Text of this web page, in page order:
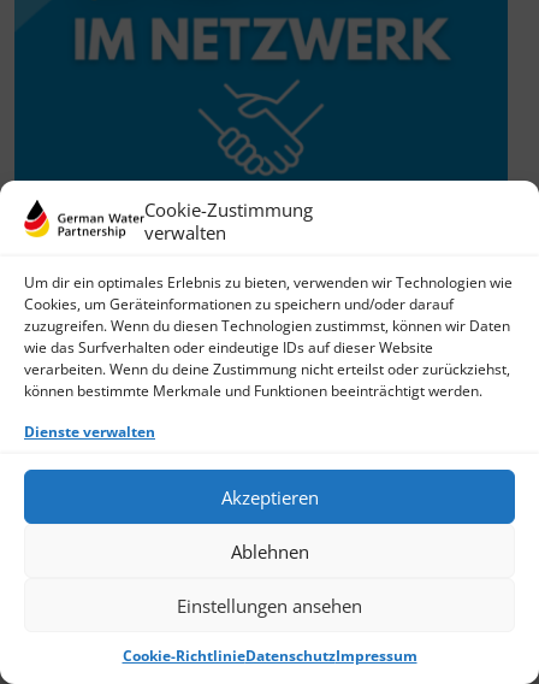
Cookie-Zustimmung
verwalten
Um dir ein optimales Erlebnis zu bieten, verwenden wir Technologien wie
Cookies, um Geräteinformationen zu speichern und/oder darauf
zuzugreifen. Wenn du diesen Technologien zustimmst, können wir Daten
wie das Surfverhalten oder eindeutige IDs auf dieser Website
verarbeiten. Wenn du deine Zustimmung nicht erteilst oder zurückziehst,
können bestimmte Merkmale und Funktionen beeinträchtigt werden.
Dienste verwalten
Akzeptieren
Ablehnen
Einstellungen ansehen
Cookie-RichtlinieDatenschutzImpressum
Willkommen im Netzwerk
26.11.2025
GWP freut sich über Neuzuwachs: Die SKion Water GmbH
bereichert das Netzwerk als Technologie- und
Lösungsanbieter sowie Anlagenbauer im Bereich
› Weiterlesen